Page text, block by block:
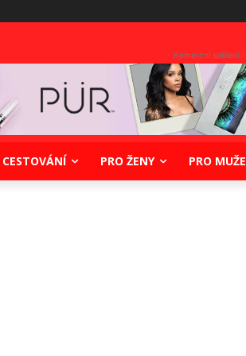
- Komerční sdělení -
CESTOVÁNÍ PRO ŽENY PRO MUŽE